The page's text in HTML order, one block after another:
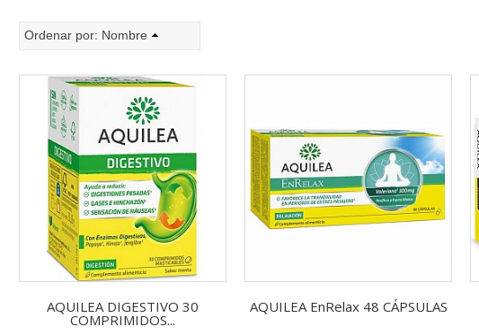
Ordenar por: Nombre
AQUILEA DIGESTIVO 30
COMPRIMIDOS...
AQUILEA EnRelax 48 CÁPSULAS